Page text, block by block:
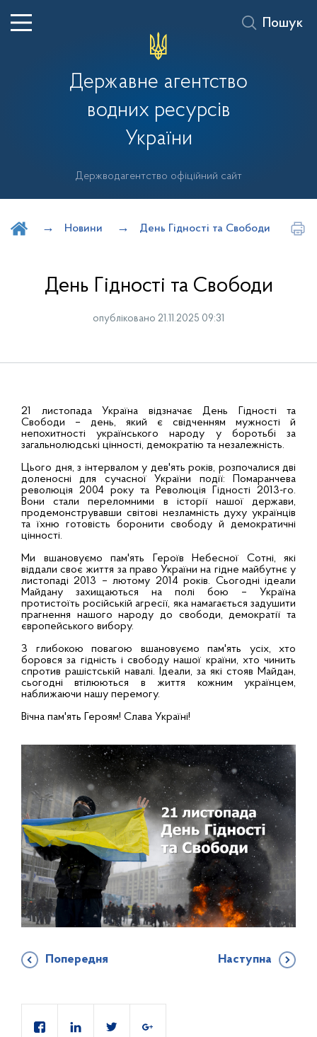
Державне агентство
водних ресурсів
України
Держводагентство офіційний сайт
Пошук
Новини День Гідності та Свободи
День Гідності та Свободи
опубліковано 21.11.2025 09:31
21 листопада Україна відзначає День Гідності та
Свободи – день, який є свідченням мужності й
непохитності українського народу у боротьбі за
загальнолюдські цінності, демократію та незалежність.
Цього дня, з інтервалом у дев'ять років, розпочалися дві
доленосні для сучасної України події: Помаранчева
революція 2004 року та Революція Гідності 2013-го.
Вони стали переломними в історії нашої держави,
продемонструвавши світові незламність духу українців
та їхню готовість боронити свободу й демократичні
цінності.
Ми вшановуємо пам'ять Героїв Небесної Сотні, які
віддали своє життя за право України на гідне майбутнє у
листопаді 2013 – лютому 2014 років. Сьогодні ідеали
Майдану захищаються на полі бою – Україна
протистоїть російській агресії, яка намагається задушити
прагнення нашого народу до свободи, демократії та
європейського вибору.
З глибокою повагою вшановуємо пам'ять усіх, хто
боровся за гідність і свободу нашої країни, хто чинить
спротив рашістській навалі. Ідеали, за які стояв Майдан,
сьогодні втілюються в життя кожним українцем,
наближаючи нашу перемогу.
Вічна пам'ять Героям! Слава Україні!
Попередня Наступна